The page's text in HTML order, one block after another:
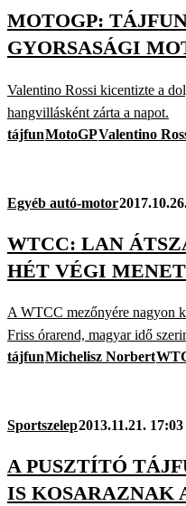
MOTOGP:
GYORSASÁGI
Valentino Rossi kicentizte a
hangvillásként zárta a napot.
tájfunMotoGPValentino
Egyéb autó-motor
WTCC: LAN
HÉT VÉGI
A WTCC mezőnyére nagyon
Friss órarend, magyar idő
tájfunMichelisz Norbert
Sportszelep2013.11.21. 17:03
A PUSZTÍTÓ
IS KOSARAZNAK